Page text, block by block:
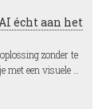
écht aan het
zonder te
met een visuele …